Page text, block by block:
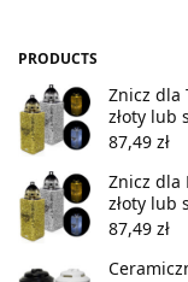
PRODUCTS
Znicz dla
złoty lub
87,49 zł
Znicz dla
złoty lub
87,49 zł